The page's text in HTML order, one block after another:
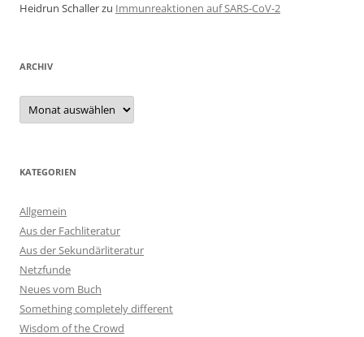
Heidrun Schallerzu Immunreaktionen auf SARS-CoV-2
ARCHIV
Archiv
KATEGORIEN
Allgemein
Aus der Fachliteratur
Aus der Sekundärliteratur
Netzfunde
Neues vom Buch
Something completely different
Wisdom of the Crowd